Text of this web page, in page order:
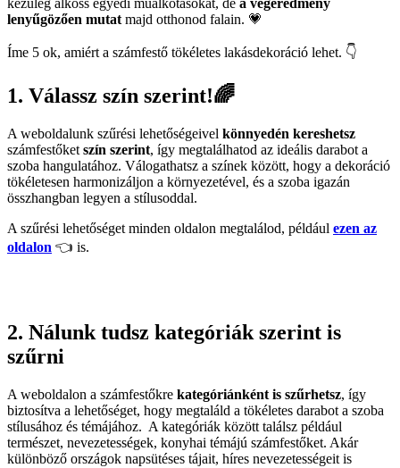
kezűleg alkoss egyedi műalkotásokat, de a végeredmény
lenyűgözően mutat majd otthonod falain. 💗
Íme 5 ok, amiért a számfestő tökéletes lakásdekoráció lehet. 👇
1. Válassz szín szerint!🌈
A weboldalunk szűrési lehetőségeivel könnyedén kereshetsz
számfestőket szín szerint, így megtalálhatod az ideális darabot a
szoba hangulatához. Válogathatsz a színek között, hogy a dekoráció
tökéletesen harmonizáljon a környezetével, és a szoba igazán
összhangban legyen a stílusoddal.
A szűrési lehetőséget minden oldalon megtalálod, például ezen az
oldalon 👈 is.
2. Nálunk tudsz kategóriák szerint is
szűrni
A weboldalon a számfestőkre kategóriánként is szűrhetsz, így
biztosítva a lehetőséget, hogy megtaláld a tökéletes darabot a szoba
stílusához és témájához. A kategóriák között találsz például
természet, nevezetességek, konyhai témájú számfestőket. Akár
különböző országok napsütéses tájait, híres nevezetességeit is